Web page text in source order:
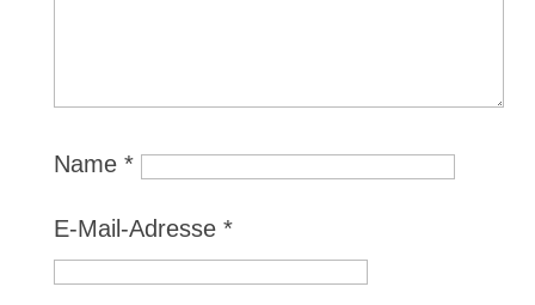
Name *
E-Mail-Adresse *